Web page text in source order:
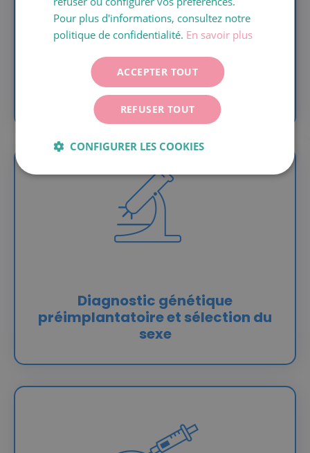
Insémination subzonale (SUZI)
Diagnostic génétique
préimplantatoire et sélection du
sexe
ITALIANO
DEUTSCH
Pour plus d'informations, consultez notre
politique de confidentialité. En savoir plus
ACCEPTER TOUT
REFUSER TOUT
CONFIGURER LES COOKIES